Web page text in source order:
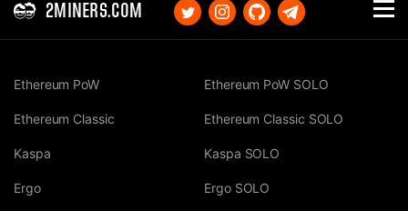
2MINERS.COM
Ethereum PoW
Ethereum Classic
Kaspa
Ergo
Ethereum PoW SOLO
Ethereum Classic SOLO
Kaspa SOLO
Ergo SOLO